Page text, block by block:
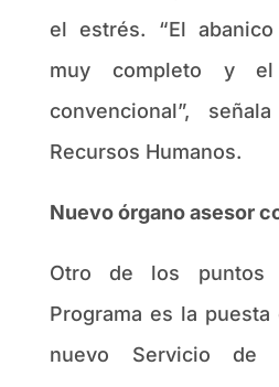
el estrés. “El
muy completo y el
convencional”,
Recursos Humanos.
Nuevo órgano asesor
Otro de los puntos
Programa es la
nuevo Servicio de